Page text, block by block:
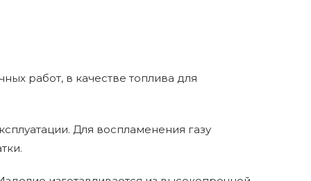
работ, в качестве топлива для
Для воспламенения газу